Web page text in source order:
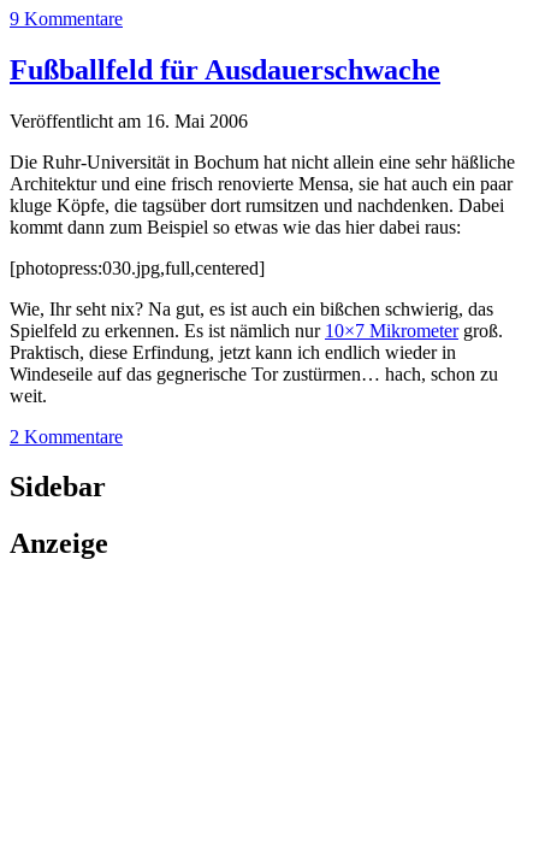
9 Kommentare
Fußballfeld für Ausdauerschwache
Veröffentlicht am 16. Mai 2006
Die Ruhr-Universität in Bochum hat nicht allein eine sehr häßliche
Architektur und eine frisch renovierte Mensa, sie hat auch ein paar
kluge Köpfe, die tagsüber dort rumsitzen und nachdenken. Dabei
kommt dann zum Beispiel so etwas wie das hier dabei raus:
[photopress:030.jpg,full,centered]
Wie, Ihr seht nix? Na gut, es ist auch ein bißchen schwierig, das
Spielfeld zu erkennen. Es ist nämlich nur 10×7 Mikrometergroß.
Praktisch, diese Erfindung, jetzt kann ich endlich wieder in
Windeseile auf das gegnerische Tor zustürmen… hach, schon zu
weit.
2 Kommentare
Sidebar
Anzeige